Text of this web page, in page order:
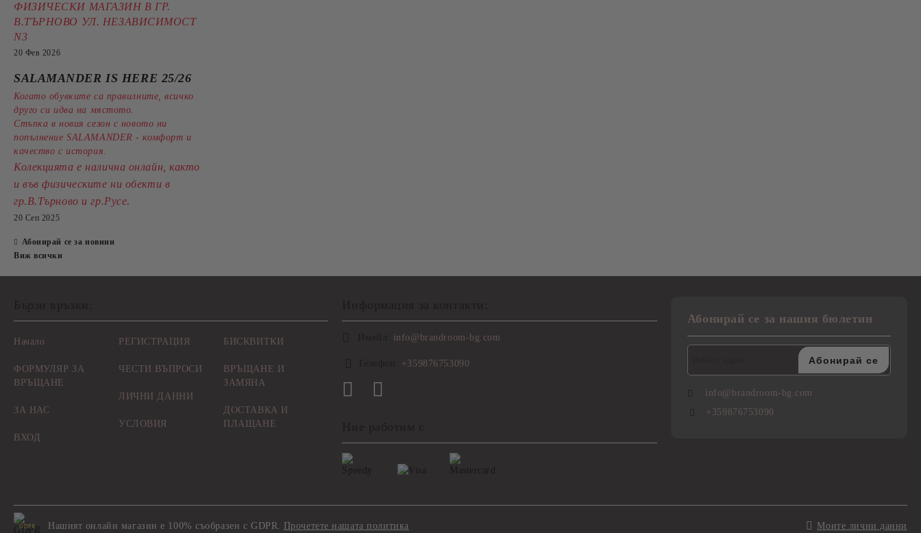
ФИЗИЧЕСКИ МАГАЗИН В ГР.
В.ТЪРНОВО УЛ. НЕЗАВИСИМОСТ
N3
20 Фев 2026
SALAMANDER IS HERE 25/26
Когато обувките са правилните, всичко
друго си идва на мястото.
Стъпка в новия сезон с новото ни
попълнение SALAMANDER - комфорт и
качество с история.
Колекцията е налична онлайн, както
и във физическите ни обекти в
гр.В.Търново и гр.Русе.
20 Сеп 2025
Абонирай се за новини
Виж всички
Начало
ФОРМУЛЯР ЗА
ВРЪЩАНЕ
ЗА НАС
ВХОД
РЕГИСТРАЦИЯ
ЧЕСТИ ВЪПРОСИ
ЛИЧНИ ДАННИ
УСЛОВИЯ
БИСКВИТКИ
ВРЪЩАНЕ И
ЗАМЯНА
ДОСТАВКА И
ПЛАЩАНЕ
info@brandroom-bg.com
+359876753090
Абонирай се за нашия бюлетин
info@brandroom-bg.com
+359876753090
GDPR Нашият онлайн магазин е 100% съобразен с GDPR. Прочетете нашата политика Моите лични данни